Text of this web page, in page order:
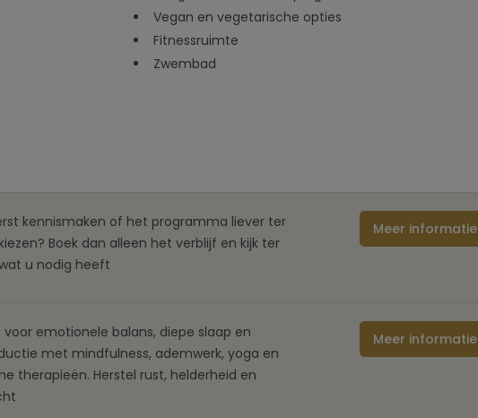
Vegan en vegetarische opties
Fitnessruimte
Zwembad
kennismaken of het programma liever ter
Boek dan alleen het verblijf en kijk ter
u nodig heeft
Meer informatie
voor emotionele balans, diepe slaap en
met mindfulness, ademwerk, yoga en
therapieën. Herstel rust, helderheid en
Meer informatie